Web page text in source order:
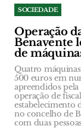
SOCIEDADE
Operação
Benavente
de
Quatro
500 euros em
apreendidos
operação de
estabelecimento
no concelho de
com duas